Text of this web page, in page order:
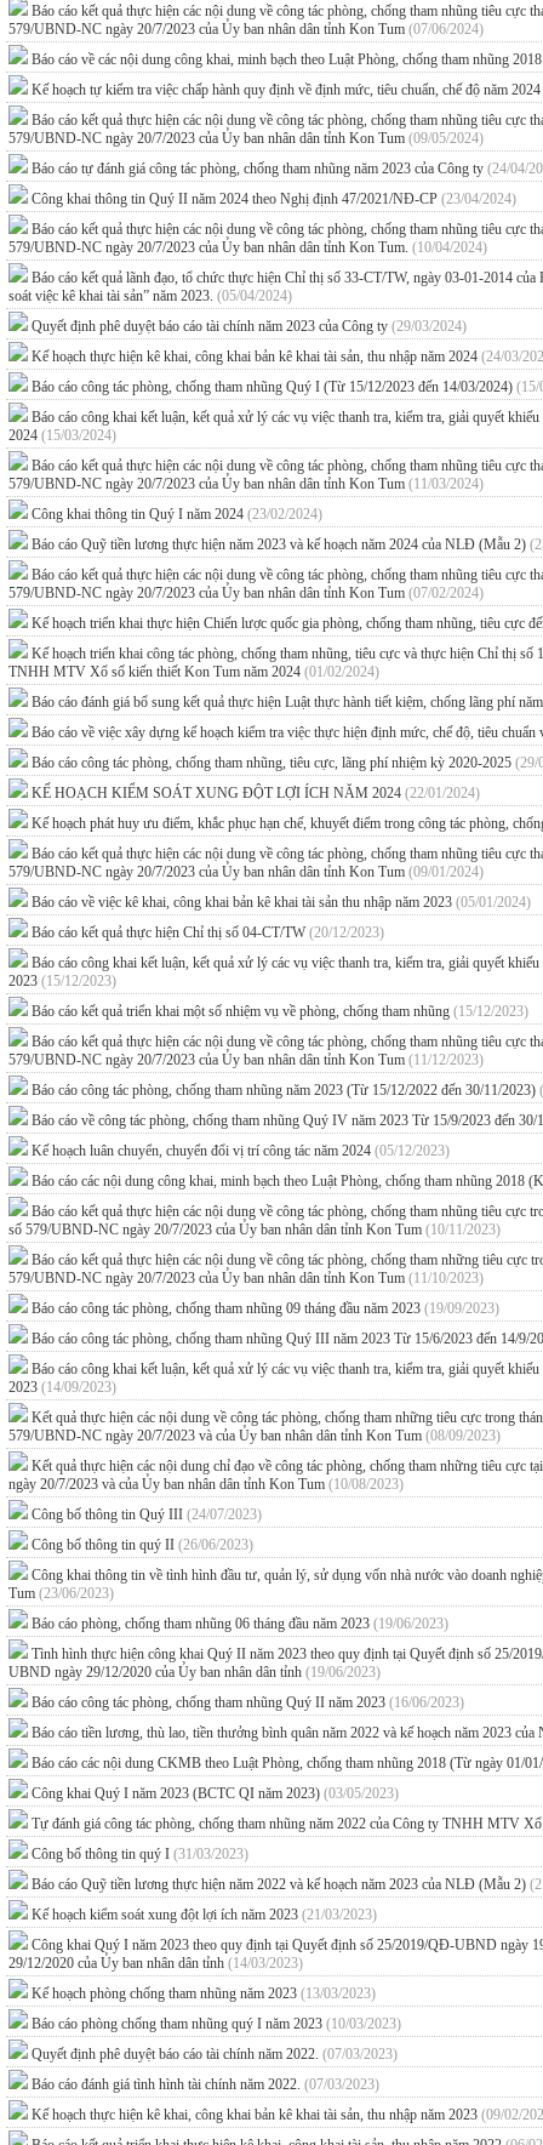
Báo cáo kết quả thực hiện các nội dung về công tác phòng, chống tham nhũng tiêu
579/UBND-NC ngày 20/7/2023 của Ủy ban nhân dân tỉnh Kon Tum (07/06/2024)
Báo cáo về các nội dung công khai, minh bạch theo Luật Phòng, chống tham nhũng
Kế hoạch tự kiểm tra việc chấp hành quy định về định mức, tiêu chuẩn, chế độ năm 2024
Báo cáo kết quả thực hiện các nội dung về công tác phòng, chống tham nhũng tiêu
579/UBND-NC ngày 20/7/2023 của Ủy ban nhân dân tỉnh Kon Tum (09/05/2024)
Báo cáo tự đánh giá công tác phòng, chống tham nhũng năm 2023 của Công ty (24/04/
Công khai thông tin Quý II năm 2024 theo Nghị định 47/2021/NĐ-CP (23/04/2024)
Báo cáo kết quả thực hiện các nội dung về công tác phòng, chống tham nhũng tiêu
579/UBND-NC ngày 20/7/2023 của Ủy ban nhân dân tỉnh Kon Tum. (10/04/2024)
Báo cáo kết quả lãnh đạo, tổ chức thực hiện Chỉ thị số 33-CT/TW, ngày 03-01-2014
soát việc kê khai tài sản” năm 2023. (05/04/2024)
Quyết định phê duyệt báo cáo tài chính năm 2023 của Công ty (29/03/2024)
Kế hoạch thực hiện kê khai, công khai bản kê khai tài sản, thu nhập năm 2024 (24/03/
Báo cáo công tác phòng, chống tham nhũng Quý I (Từ 15/12/2023 đến 14/03/2024) (15/
Báo cáo công khai kết luận, kết quả xử lý các vụ việc thanh tra, kiểm tra, giải quyết
2024 (15/03/2024)
Báo cáo kết quả thực hiện các nội dung về công tác phòng, chống tham nhũng tiêu
579/UBND-NC ngày 20/7/2023 của Ủy ban nhân dân tỉnh Kon Tum (11/03/2024)
Công khai thông tin Quý I năm 2024 (23/02/2024)
Báo cáo Quỹ tiền lương thực hiện năm 2023 và kế hoạch năm 2024 của NLĐ (Mẫu 2)
Báo cáo kết quả thực hiện các nội dung về công tác phòng, chống tham nhũng tiêu
579/UBND-NC ngày 20/7/2023 của Ủy ban nhân dân tỉnh Kon Tum (07/02/2024)
Kế hoạch triển khai thực hiện Chiến lược quốc gia phòng, chống tham nhũng, tiêu cực
Kế hoạch triển khai công tác phòng, chống tham nhũng, tiêu cực và thực hiện Chỉ thị
TNHH MTV Xổ số kiến thiết Kon Tum năm 2024 (01/02/2024)
Báo cáo đánh giá bổ sung kết quả thực hiện Luật thực hành tiết kiệm, chống lãng phí
Báo cáo về việc xây dựng kế hoạch kiểm tra việc thực hiện định mức, chế độ, tiêu
Báo cáo công tác phòng, chống tham nhũng, tiêu cực, lãng phí nhiệm kỳ 2020-2025 (29/
KẾ HOẠCH KIỂM SOÁT XUNG ĐỘT LỢI ÍCH NĂM 2024 (22/01/2024)
Kế hoạch phát huy ưu điểm, khắc phục hạn chế, khuyết điểm trong công tác phòng,
Báo cáo kết quả thực hiện các nội dung về công tác phòng, chống tham nhũng tiêu
579/UBND-NC ngày 20/7/2023 của Ủy ban nhân dân tỉnh Kon Tum (09/01/2024)
Báo cáo về việc kê khai, công khai bản kê khai tài sản thu nhập năm 2023 (05/01/2024)
Báo cáo kết quả thực hiện Chỉ thị số 04-CT/TW (20/12/2023)
Báo cáo công khai kết luận, kết quả xử lý các vụ việc thanh tra, kiểm tra, giải quyết
2023 (15/12/2023)
Báo cáo kết quả triển khai một số nhiệm vụ về phòng, chống tham nhũng (15/12/2023)
Báo cáo kết quả thực hiện các nội dung về công tác phòng, chống tham nhũng tiêu
579/UBND-NC ngày 20/7/2023 của Ủy ban nhân dân tỉnh Kon Tum (11/12/2023)
Báo cáo công tác phòng, chống tham nhũng năm 2023 (Từ 15/12/2022 đến 30/11/2023)
Báo cáo về công tác phòng, chống tham nhũng Quý IV năm 2023 Từ 15/9/2023 đến
Kế hoạch luân chuyển, chuyển đổi vị trí công tác năm 2024 (05/12/2023)
Báo cáo các nội dung công khai, minh bạch theo Luật Phòng, chống tham nhũng 2018
Báo cáo kết quả thực hiện các nội dung về công tác phòng, chống tham nhũng tiêu
số 579/UBND-NC ngày 20/7/2023 của Ủy ban nhân dân tỉnh Kon Tum (10/11/2023)
Báo cáo kết quả thực hiện các nội dung về công tác phòng, chống tham những tiêu
579/UBND-NC ngày 20/7/2023 của Ủy ban nhân dân tỉnh Kon Tum (11/10/2023)
Báo cáo công tác phòng, chống tham nhũng 09 tháng đầu năm 2023 (19/09/2023)
Báo cáo công tác phòng, chống tham nhũng Quý III năm 2023 Từ 15/6/2023 đến 14/9/
Báo cáo công khai kết luận, kết quả xử lý các vụ việc thanh tra, kiểm tra, giải quyết
2023 (14/09/2023)
Kết quả thực hiện các nội dung về công tác phòng, chống tham những tiêu cực trong
579/UBND-NC ngày 20/7/2023 và của Ủy ban nhân dân tỉnh Kon Tum (08/09/2023)
Kết quả thực hiện các nội dung chỉ đạo về công tác phòng, chống tham những tiêu
ngày 20/7/2023 và của Ủy ban nhân dân tỉnh Kon Tum (10/08/2023)
Công bố thông tin Quý III (24/07/2023)
Công bố thông tin quý II (26/06/2023)
Công khai thông tin về tình hình đầu tư, quản lý, sử dụng vốn nhà nước vào doanh
Tum (23/06/2023)
Báo cáo phòng, chống tham nhũng 06 tháng đầu năm 2023 (19/06/2023)
Tình hình thực hiện công khai Quý II năm 2023 theo quy định tại Quyết định số 25/
UBND ngày 29/12/2020 của Ủy ban nhân dân tỉnh (19/06/2023)
Báo cáo công tác phòng, chống tham nhũng Quý II năm 2023 (16/06/2023)
Báo cáo tiền lương, thù lao, tiền thưởng bình quân năm 2022 và kế hoạch năm 2023
Báo cáo các nội dung CKMB theo Luật Phòng, chống tham nhũng 2018 (Từ ngày 01/
Công khai Quý I năm 2023 (BCTC QI năm 2023) (03/05/2023)
Tự đánh giá công tác phòng, chống tham nhũng năm 2022 của Công ty TNHH MTV
Công bố thông tin quý I (31/03/2023)
Báo cáo Quỹ tiền lương thực hiện năm 2022 và kế hoạch năm 2023 của NLĐ (Mẫu 2)
Kế hoạch kiểm soát xung đột lợi ích năm 2023 (21/03/2023)
Công khai Quý I năm 2023 theo quy định tại Quyết định số 25/2019/QĐ-UBND
29/12/2020 của Ủy ban nhân dân tỉnh (14/03/2023)
Kế hoạch phòng chống tham nhũng năm 2023 (13/03/2023)
Báo cáo phòng chống tham nhũng quý I năm 2023 (10/03/2023)
Quyết định phê duyệt báo cáo tài chính năm 2022. (07/03/2023)
Báo cáo đánh giá tình hình tài chính năm 2022. (07/03/2023)
Kế hoạch thực hiện kê khai, công khai bản kê khai tài sản, thu nhập năm 2023 (09/02/